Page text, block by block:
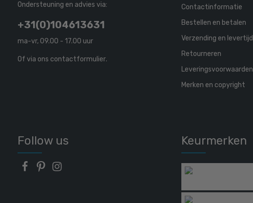
Follow us Keurmerken
Ondersteuning en advies via:
+31(0)104613631
ma-vr, 09.00 - 17.00 uur
Of via ons contactformulier.
Contactinformatie
Bestellen en betalen
Verzending en levertijd
Retourneren
Leveringsvoorwaarden
Merken en copyright